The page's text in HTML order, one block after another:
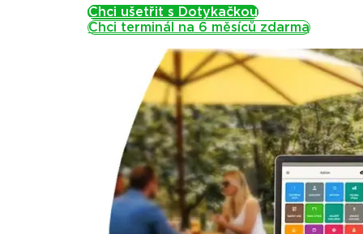
Chci ušetřit s Dotykačkou
Chci terminál na 6 měsíců zdarma